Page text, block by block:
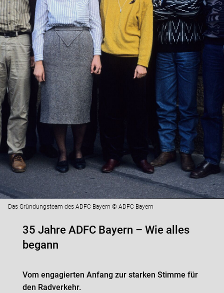
Das Gründungsteam des ADFC Bayern © ADFC Bayern
35 Jahre ADFC Bayern – Wie alles
begann
Vom engagierten Anfang zur starken Stimme für
den Radverkehr.